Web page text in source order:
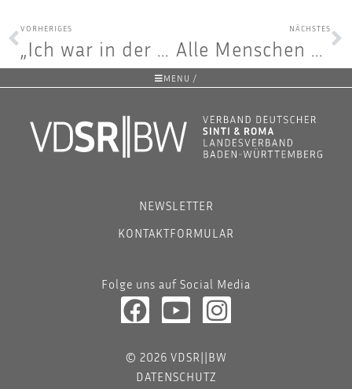
VORHERIGES
„Ich war in der Höl­le“ – 2. August 1944: Geden­ken an die vor 80 Jah­ren ermor­de­ten Sin­ti und Roma in Stuttgart
NÄCHSTES
Alle Men­schen sind gleich, oder? – Bil­dungs­po­di­um am 4. Sep­tem­ber 2024 mit dem Marchivum
MENU /
NEWSLETTER
KONTAKTFORMULAR
Folge uns auf Social Media
© 2026 VDSR||BW
DATENSCHUTZ